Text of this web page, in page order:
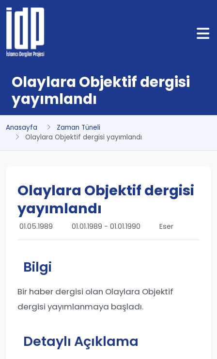
Olaylara Objektif dergisi
yayımlandı
Anasayfa
Zaman Tüneli
Olaylara Objektif dergisi yayımlandı
Olaylara Objektif dergisi
yayımlandı
01.05.1989 01.01.1989 - 01.01.1990 Eser
Bilgi
Bir haber dergisi olan Olaylara Objektif
dergisi yayımlanmaya başladı.
Detaylı Açıklama